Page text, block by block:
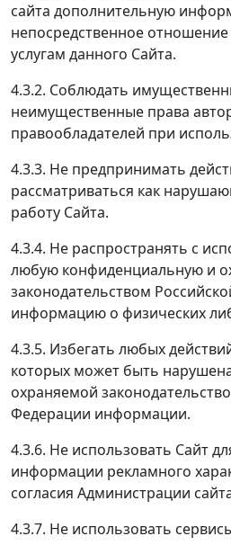
сайта дополнительную
непосредственное
услугам данного Сайта.
4.3.2. Соблюдать
неимущественные права
правообладателей при
4.3.3. Не предпринимать
рассматриваться как
работу Сайта.
4.3.4. Не распространять с
любую конфиденциальную и
законодательством
информацию о физических
4.3.5. Избегать любых
которых может быть
охраняемой
Федерации информации.
4.3.6. Не использовать Сайт
информации рекламного
согласия Администрации
4.3.7. Не использовать